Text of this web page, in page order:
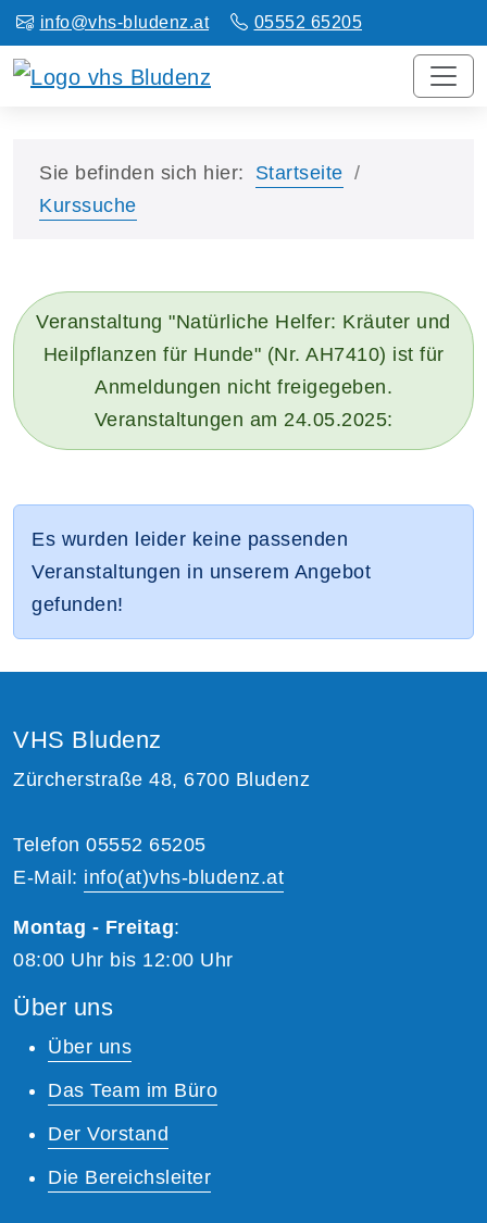
info@vhs-bludenz.at 05552 65205
Sie befinden sich hier:
Startseite
Kurssuche
Veranstaltung "Natürliche Helfer: Kräuter und
Heilpflanzen für Hunde" (Nr. AH7410) ist für
Anmeldungen nicht freigegeben.
Veranstaltungen am 24.05.2025:
Es wurden leider keine passenden
Veranstaltungen in unserem Angebot
gefunden!
VHS Bludenz
Zürcherstraße 48, 6700 Bludenz
Telefon 05552 65205
E-Mail: info(at)vhs-bludenz.at
Montag - Freitag:
08:00 Uhr bis 12:00 Uhr
Über uns
Über uns
Das Team im Büro
Der Vorstand
Die Bereichsleiter